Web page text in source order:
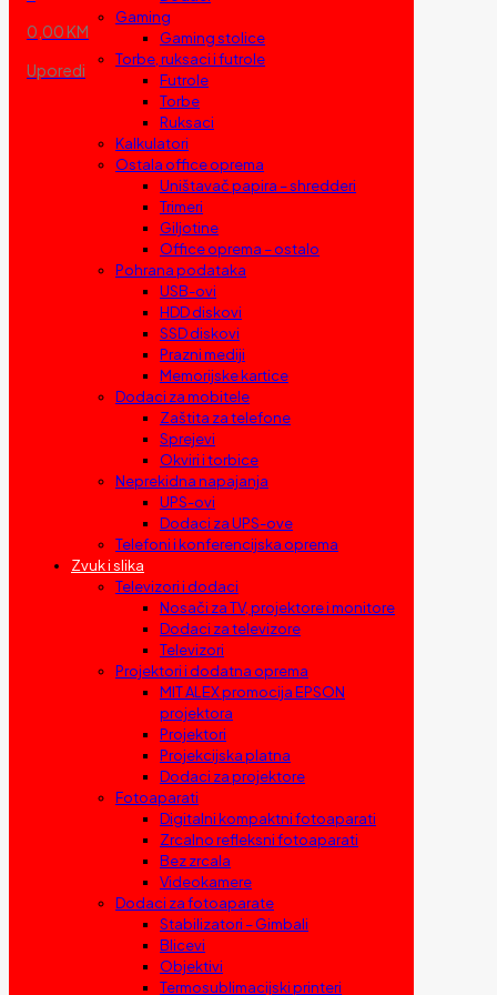
0,00 KM
Uporedi
Gaming
Gaming stolice
Torbe, ruksaci i futrole
Futrole
Torbe
Ruksaci
Kalkulatori
Ostala office oprema
Uništavač papira – shredderi
Trimeri
Giljotine
Office oprema – ostalo
Pohrana podataka
USB-ovi
HDD diskovi
SSD diskovi
Prazni mediji
Memorijske kartice
Dodaci za mobitele
Zaštita za telefone
Sprejevi
Okviri i torbice
Neprekidna napajanja
UPS-ovi
Dodaci za UPS-ove
Telefoni i konferencijska oprema
Zvuk i slika
Televizori i dodaci
Nosači za TV, projektore i monitore
Dodaci za televizore
Televizori
Projektori i dodatna oprema
MIT ALEX promocija EPSON
projektora
Projektori
Projekcijska platna
Dodaci za projektore
Fotoaparati
Digitalni kompaktni fotoaparati
Zrcalno refleksni fotoaparati
Bez zrcala
Videokamere
Dodaci za fotoaparate
Stabilizatori – Gimbali
Blicevi
Objektivi
Termosublimacijski printeri